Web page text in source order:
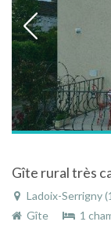
Gîte rural très
Ladoix-Serrigny (11
Gîte
1